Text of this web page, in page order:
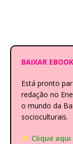
BAIXAR
Está pronto
redação no
o mundo da
socioculturais.
Clique